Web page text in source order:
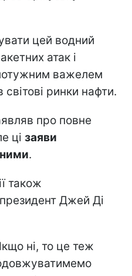
цей водний
атак і
важелем
ринки нафти.
про повне
ці заяви
.
також
Джей Ді
ні, то це теж